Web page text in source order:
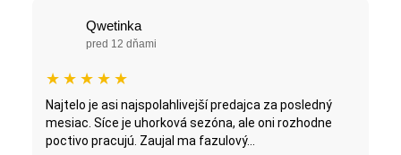
Qwetinka
pred 12 dňami
★ ★ ★ ★ ★
Najtelo je asi najspolahlivejší predajca za posledný
mesiac. Síce je uhorková sezóna, ale oni rozhodne
poctivo pracujú. Zaujal ma fazulový...